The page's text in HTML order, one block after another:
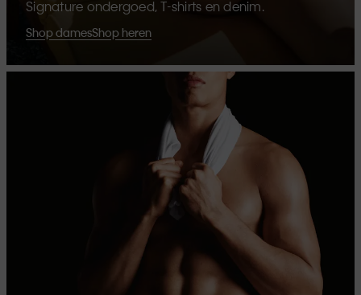
Signature ondergoed, T-shirts en denim.
Shop damesShop heren